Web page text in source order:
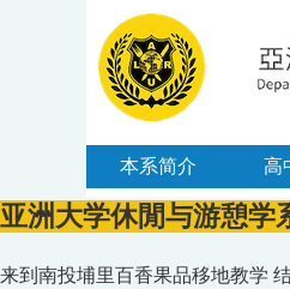
本系简介 高
亚洲大学休閒与游憩学
来到南投埔里百香果品移地教学